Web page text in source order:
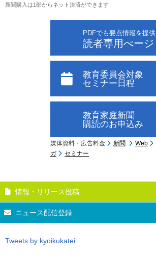
新聞購入は1部からネット決済ができます
PDFでも要点情報を提供
読者専用ぺージ
教育委員会対象
セミナー日程
教育家庭新聞
購読のお申込み
媒体資料・広告料金 新聞 Web
ガ
セミナー
情報・リリース投稿
ニュース配信登録
Tweets by kyoikukatei